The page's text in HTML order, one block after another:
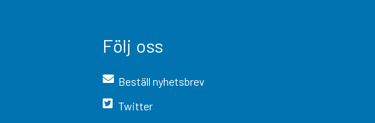
Följ oss
Beställ nyhetsbrev
Twitter